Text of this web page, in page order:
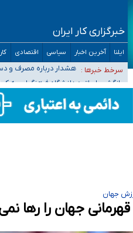
خبرگزاری کار ایران
ایلنا آخرین اخبار سیاسی اقتصادی
سرخط خبرها :
ثبت‌نام بخش عمده دانش‌آموزان مدارس
هشدار درباره مصرف و
بازگشت اساتید
۵۵۶ هزار نفر در صف وام ازدواج/ بانک سرمایه با وجود ۲۵۰ متقاضی، تاکنون هیچ فقره وامی پرداخت نکرده است
کسانی که خواهان ادامه جنگ هستند،
جهان
جهان را رها